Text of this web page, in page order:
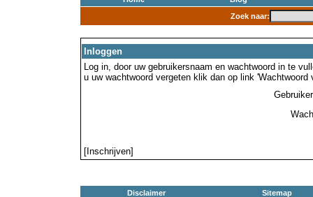
Zoek naar:
Inloggen
Log in, door uw gebruikersnaam en wachtwoord in te
u uw wachtwoord vergeten klik dan op link 'Wachtwoord
[Inschrijven]
Disclaimer Sitemap